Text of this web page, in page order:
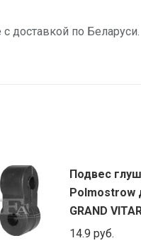
доставкой по Беларуси.
Подвес
Polmostrow
GRAND
14.9 руб.